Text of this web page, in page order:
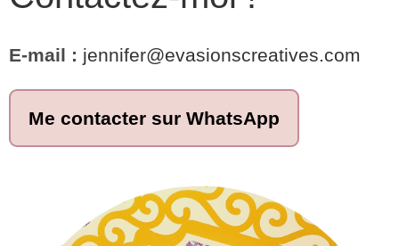
E-mail : jennifer@evasionscreatives.com
Me contacter sur WhatsApp